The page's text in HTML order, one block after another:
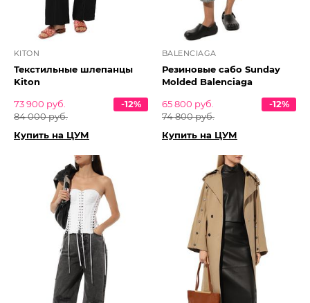
KITON
Текстильные шлепанцы
Kiton
73 900 руб.
84 000 руб.
-12%
Купить на ЦУМ
BALENCIAGA
Резиновые сабо Sunday
Molded Balenciaga
65 800 руб.
74 800 руб.
-12%
Купить на ЦУМ